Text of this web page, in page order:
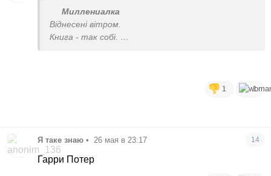
Миллениалка
Віднесені вітром.
Книга - так собі.
1 1
Я таке знаю • 26 мая в 23:17 14
Гарри Потер